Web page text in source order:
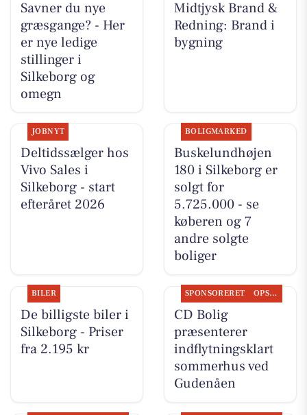
Savner du nye
græsgange? - Her
er nye ledige
stillinger i
Silkeborg og
omegn
Midtjysk Brand &
Redning: Brand i
bygning
JOBNYT
Deltidssælger hos
Vivo Sales i
Silkeborg - start
efteråret 2026
BOLIGMARKED
Buskelundhøjen
180 i Silkeborg er
solgt for
5.725.000 - se
køberen og 7
andre solgte
boliger
BILER
De billigste biler i
Silkeborg - Priser
fra 2.195 kr
SPONSORERET OPSLAGSTAVLEN
CD Bolig
præsenterer
indflytningsklart
sommerhus ved
Gudenåen